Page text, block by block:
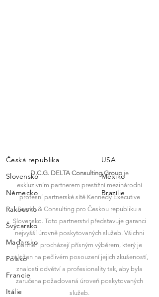
Zastoupení
Česká republika
Slovensko
Německo
Rakousko
Švýcarsko
Maďarsko
Polsko
Francie
Itálie
USA
Mexiko
Brazílie
D.C.G. DELTA Consulting Group je
exkluzivním partnerem prestižní mezinárodní
profesní partnerské sítě Kennedy Executive
Search & Consulting pro Českou republiku a
Slovensko. Toto partnerství představuje garanci
nejvyšší úrovně poskytovaných služeb. Všichni
partneři procházejí přísným výběrem, který je
založen na pečlivém posouzení jejich zkušeností,
znalosti odvětví a profesionality tak, aby byla
zaručena požadovaná úroveň poskytovaných
služeb.